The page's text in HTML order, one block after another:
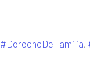
#DerechoDeFamilia,